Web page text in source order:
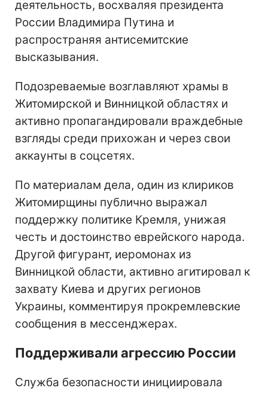
деятельность, восхваляя президента
России Владимира Путина и
распространяя антисемитские
высказывания.
Подозреваемые возглавляют храмы в
Житомирской и Винницкой областях и
активно пропагандировали враждебные
взгляды среди прихожан и через свои
аккаунты в соцсетях.
По материалам дела, один из клириков
Житомирщины публично выражал
поддержку политике Кремля, унижая
честь и достоинство еврейского народа.
Другой фигурант, иеромонах из
Винницкой области, активно агитировал к
захвату Киева и других регионов
Украины, комментируя прокремлевские
сообщения в мессенджерах.
Поддерживали агрессию России
Служба безопасности инициировала